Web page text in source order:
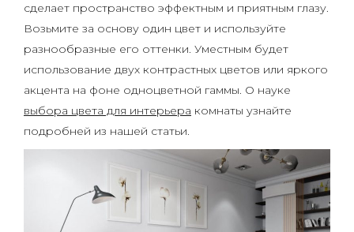
сделает пространство эффектным и приятным глазу.
Возьмите за основу один цвет и используйте
разнообразные его оттенки. Уместным будет
использование двух контрастных цветов или яркого
акцента на фоне одноцветной гаммы. О науке
выбора цвета для интерьера комнаты узнайте
подробней из нашей статьи.